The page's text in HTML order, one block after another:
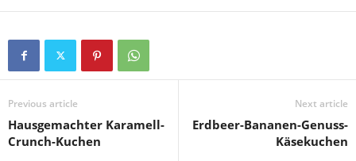
Previous article
Hausgemachter Karamell-
Crunch-Kuchen
Next article
Erdbeer-Bananen-Genuss-
Käsekuchen